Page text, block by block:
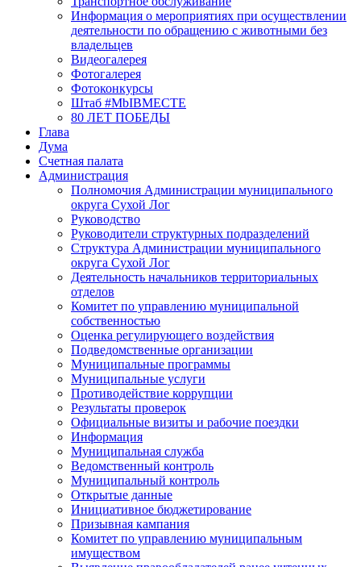
Информация о мероприятиях при осуществлении
деятельности по обращению с животными без
владельцев
Видеогалерея
Фотогалерея
Фотоконкурсы
Штаб #MbIBMECTE
80 ЛЕТ ПОБЕДЫ
Глава
Дума
Счетная палата
Администрация
Полномочия Администрации муниципального
округа Сухой Лог
Руководство
Руководители структурных подразделений
Структура Администрации муниципального
округа Сухой Лог
Деятельность начальников территориальных
отделов
Комитет по управлению муниципальной
собственностью
Оценка регулирующего воздействия
Подведомственные организации
Муниципальные программы
Муниципальные услуги
Противодействие коррупции
Результаты проверок
Официальные визиты и рабочие поездки
Информация
Муниципальная служба
Ведомственный контроль
Муниципальный контроль
Открытые данные
Инициативное бюджетирование
Призывная кампания
Комитет по управлению муниципальным
имуществом